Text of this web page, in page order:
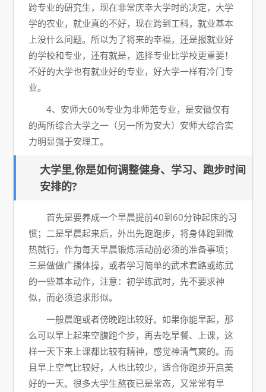
跨专业的研究生，现在非常庆幸大学时的决定，大学
学的农业，就业真的不好，现在跨到工科，就业基本
上没什么问题。所以为了将来的幸福，还是报就业好
的学校和专业，还有就是，选择专业比学校更重要！
不好的大学也有就业好的专业，好大学一样有冷门专
业。
4、安师大60%专业为非师范专业，是安徽仅有
的两所综合大学之一（另一所为安大）安师大综合实
力明显强于安理工。
大学里,你是如何调整健身、学习、跑步时间
安排的?
首先是要养成一个早晨提前40到60分钟起床的习
惯；二是早晨起来后，外出先跑跑步，将身体跑到微
热就行，作为每天早晨锻炼活动前必须的准备事项；
三是做做广播体操，或者学习简单的武术套路或练武
的一些基本动作，注意：初学练武时，先不要求神
似，而必须追求形似。
一般晨跑或者傍晚跑比较好。如果你能早起，那
么可以早上起来空腹跑个步，再去吃早餐、上课，这
样一天下来上课都比较有精神，感觉神清气爽的。而
且早上空气比较好，人也比较少，适合你跑步开启美
好的一天。很多大学生熬夜已是常态，又常常有早